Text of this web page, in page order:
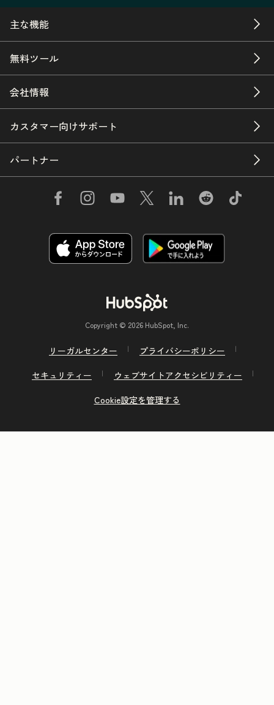
主な機能
無料ツール
会社情報
カスタマー向けサポート
パートナー
Copyright © 2026 HubSpot, Inc.
リーガルセンター
プライバシーポリシー
セキュリティー
ウェブサイトアクセシビリティー
Cookie設定を管理する